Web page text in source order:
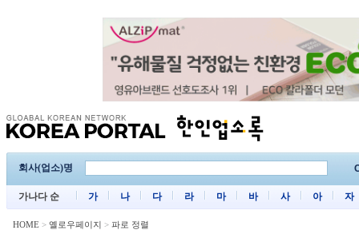
회사(업소)명
가나다 순 가 나 다 라 마 바 사 아 자
HOME > 옐로우페이지 > 파로 정렬